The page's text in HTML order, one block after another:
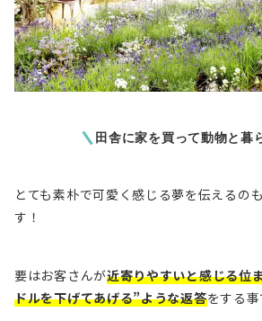
田舎に家を買って動物と暮
とても素朴で可愛く感じる夢を伝えるの
す！
要はお客さんが近寄りやすいと感じる位
ドルを下げてあげる”ような返答をする事